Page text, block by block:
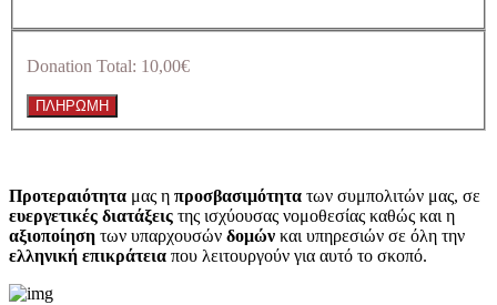
Donation Total: 10,00€
Προτεραιότητα μας η προσβασιμότητα των συμπολιτών μας, σε
ευεργετικές διατάξεις της ισχύουσας νομοθεσίας καθώς και η
αξιοποίηση των υπαρχουσών δομών και υπηρεσιών σε όλη την
ελληνική επικράτεια που λειτουργούν για αυτό το σκοπό.​